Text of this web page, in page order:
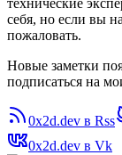
технические
себя, но если вы
пожаловать.
Новые заметки
подписаться на
0x2d.dev в Rss
0x2d.dev в Vk